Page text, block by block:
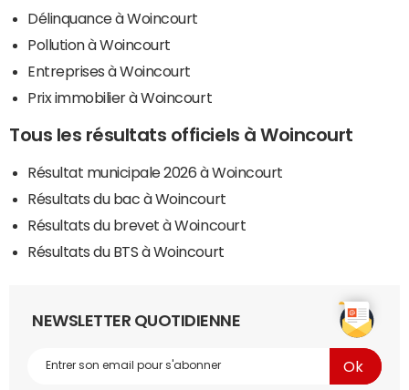
Délinquance à Woincourt
Pollution à Woincourt
Entreprises à Woincourt
Prix immobilier à Woincourt
Tous les résultats officiels à Woincourt
Résultat municipale 2026 à Woincourt
Résultats du bac à Woincourt
Résultats du brevet à Woincourt
Résultats du BTS à Woincourt
NEWSLETTER QUOTIDIENNE